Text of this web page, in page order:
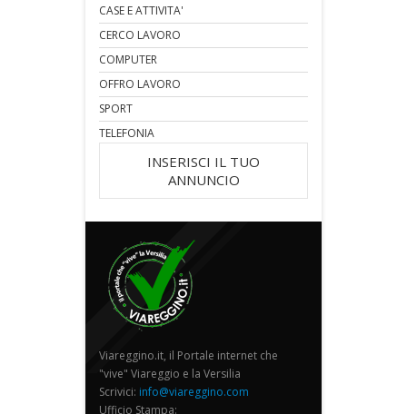
CASE E ATTIVITA'
CERCO LAVORO
COMPUTER
OFFRO LAVORO
SPORT
TELEFONIA
INSERISCI IL TUO
ANNUNCIO
Viareggino.it, il Portale internet che
"vive" Viareggio e la Versilia
Scrivici: info@viareggino.com
Ufficio Stampa: